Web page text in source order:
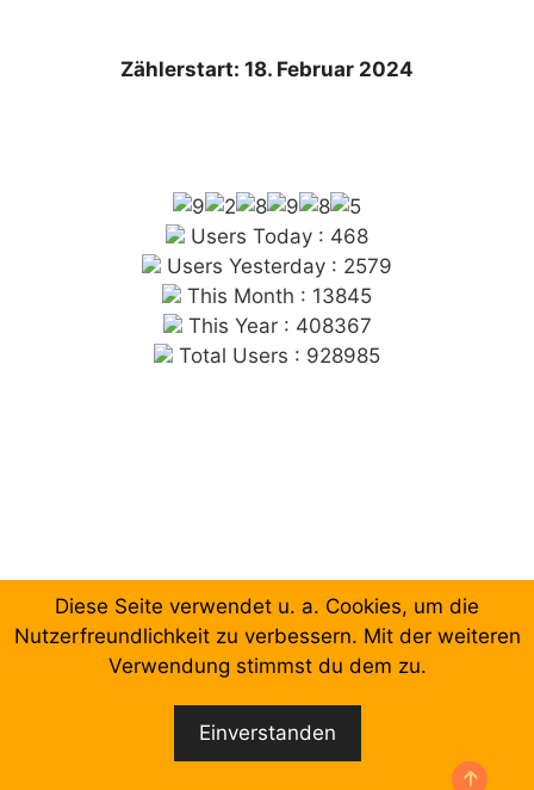
Zählerstart: 18. Februar 2024
Users Today : 468
Users Yesterday : 2579
This Month : 13845
This Year : 408367
Total Users : 928985
Chronologische Aufzählung der Beiträge
© 2026 Forum Gewerkschaftliche Linke Berlin •
Diese Seite verwendet u. a. Cookies, um die
Nutzerfreundlichkeit zu verbessern. Mit der weiteren
Verwendung stimmst du dem zu.
Einverstanden